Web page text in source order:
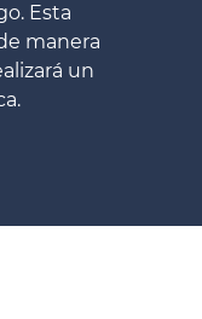
Esta
manera
un